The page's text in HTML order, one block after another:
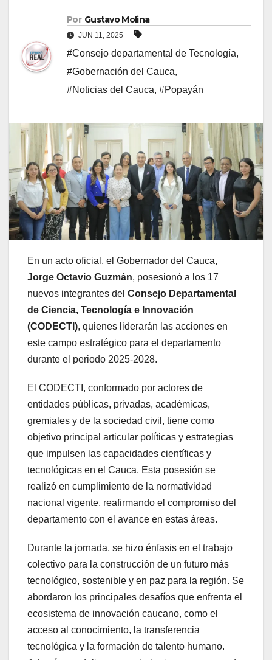
Por Gustavo Molina
JUN 11, 2025
#Consejo departamental de Tecnología,
#Gobernación del Cauca,
#Noticias del Cauca, #Popayán
En un acto oficial, el Gobernador del Cauca,
Jorge Octavio Guzmán, posesionó a los 17
nuevos integrantes del Consejo Departamental
de Ciencia, Tecnología e Innovación
(CODECTI), quienes liderarán las acciones en
este campo estratégico para el departamento
durante el periodo 2025-2028.
El CODECTI, conformado por actores de
entidades públicas, privadas, académicas,
gremiales y de la sociedad civil, tiene como
objetivo principal articular políticas y estrategias
que impulsen las capacidades científicas y
tecnológicas en el Cauca. Esta posesión se
realizó en cumplimiento de la normatividad
nacional vigente, reafirmando el compromiso del
departamento con el avance en estas áreas.
Durante la jornada, se hizo énfasis en el trabajo
colectivo para la construcción de un futuro más
tecnológico, sostenible y en paz para la región. Se
abordaron los principales desafíos que enfrenta el
ecosistema de innovación caucano, como el
acceso al conocimiento, la transferencia
tecnológica y la formación de talento humano.